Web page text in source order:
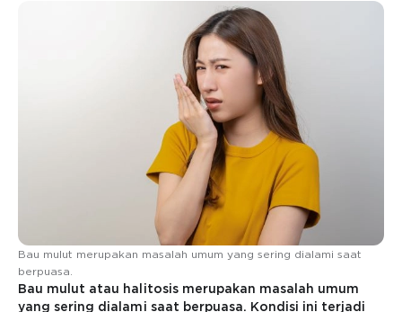
Bau mulut merupakan masalah umum yang sering dialami saat
berpuasa.
Bau mulut atau halitosis merupakan masalah umum
yang sering dialami saat berpuasa. Kondisi ini terjadi